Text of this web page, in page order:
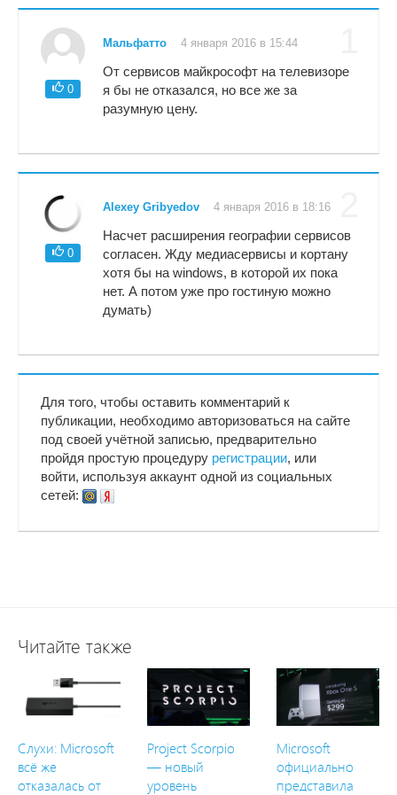
0
Мальфатто 4 января 2016 в 15:44
От сервисов майкрософт на телевизоре
я бы не отказался, но все же за
разумную цену.
0
Alexey Gribyedov 4 января 2016 в 18:16
Насчет расширения географии сервисов
согласен. Жду медиасервисы и кортану
хотя бы на windows, в которой их пока
нет. А потом уже про гостиную можно
думать)
Для того, чтобы оставить комментарий к
публикации, необходимо авторизоваться на сайте
под своей учётной записью, предварительно
пройдя простую процедуру регистрации, или
войти, используя аккаунт одной из социальных
сетей:
Читайте также
Слухи: Microsoft
всё же
отказалась от
Project Scorpio
— новый
уровень
Microsoft
официально
представила